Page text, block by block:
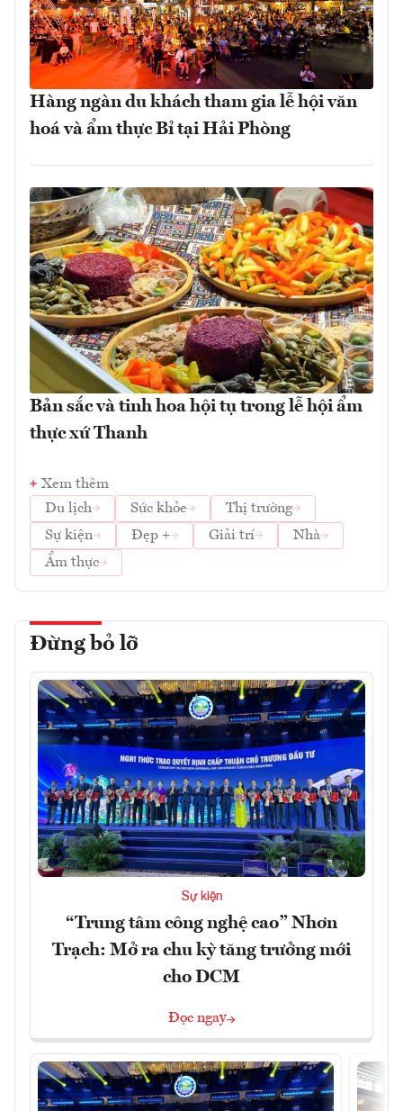
Hàng ngàn du khách tham gia lễ hội văn
hoá và ẩm thực Bỉ tại Hải Phòng
Bản sắc và tinh hoa hội tụ trong lễ hội ẩm
thực xứ Thanh
Xem thêm
Du lịch
Sức khỏe
Thị trường
Sự kiện
Đẹp + Giải trí
Nhà
Ẩm thực
Đừng bỏ lỡ
Sự kiện
“Trung tâm công nghệ cao” Nhơn
Trạch: Mở ra chu kỳ tăng trưởng mới
cho DCM
Đọc ngay